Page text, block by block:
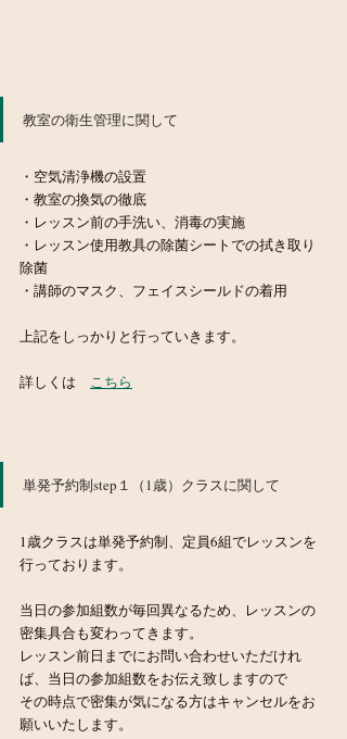
教室の衛生管理に関して
・空気清浄機の設置
・教室の換気の徹底
・レッスン前の手洗い、消毒の実施
・レッスン使用教具の除菌シートでの拭き取り
除菌
・講師のマスク、フェイスシールドの着用
上記をしっかりと行っていきます。
詳しくは こちら
単発予約制step１（1歳）クラスに関して
1歳クラスは単発予約制、定員6組でレッスンを
行っております。
当日の参加組数が毎回異なるため、レッスンの
密集具合も変わってきます。
レッスン前日までにお問い合わせいただけれ
ば、当日の参加組数をお伝え致しますので
その時点で密集が気になる方はキャンセルをお
願いいたします。